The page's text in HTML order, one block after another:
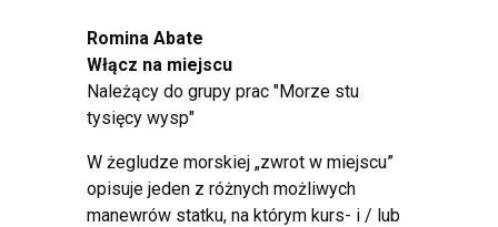
Romina Abate
Włącz na miejscu
Należący do grupy prac "Morze stu
tysięcy wysp"
W żegludze morskiej „zwrot w miejscu”
opisuje jeden z różnych możliwych
manewrów statku, na którym kurs- i / lub